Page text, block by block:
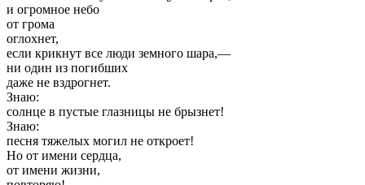
и огромное небо
от грома
оглохнет,
если крикнут все люди земного шара,—
ни один из погибших
даже не вздрогнет.
Знаю:
солнце в пустые глазницы не брызнет!
Знаю:
песня тяжелых могил не откроет!
Но от имени сердца,
от имени жизни,